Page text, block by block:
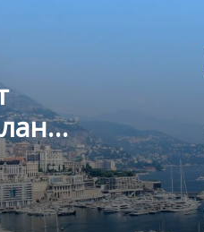
забег в
на